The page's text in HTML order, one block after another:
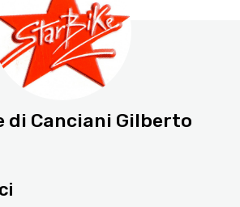
di Canciani Gilberto